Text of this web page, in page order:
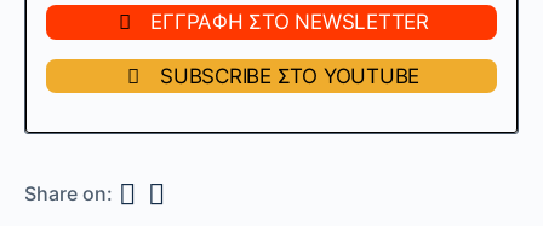
ΕΓΓΡΑΦΗ ΣΤΟ NEWSLETTER
SUBSCRIBE ΣΤΟ YOUTUBE
Share on: